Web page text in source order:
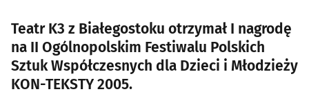
Teatr K3 z Białegostoku otrzymał I nagrodę
na II Ogólnopolskim Festiwalu Polskich
Sztuk Współczesnych dla Dzieci i Młodzieży
KON-TEKSTY 2005.